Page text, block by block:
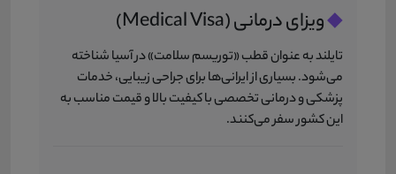
◆ویزای درمانی (Medical Visa)
تایلند به عنوان قطب «توریسم سلامت» در آسیا شناخته
می‌شود. بسیاری از ایرانی‌ها برای جراحی زیبایی، خدمات
پزشکی و درمانی تخصصی با کیفیت بالا و قیمت مناسب به
این کشور سفر می‌کنند.